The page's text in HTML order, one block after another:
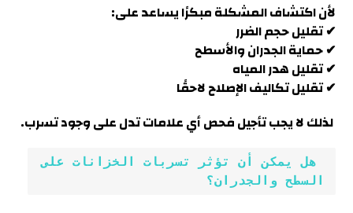
لأن اكتشاف المشكلة مبكرًا يساعد على:
✔ تقليل حجم الضرر
✔ حماية الجدران والأسطح
✔ تقليل هدر المياه
✔ تقليل تكاليف الإصلاح لاحقًا
لذلك لا يجب تأجيل فحص أي علامات تدل على وجود تسرب.
هل يمكن أن تؤثر تسربات الخزانات على
السطح والجدران؟